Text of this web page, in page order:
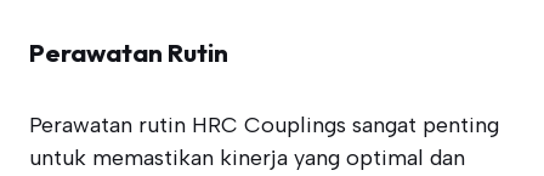
Perawatan Rutin
Perawatan rutin HRC Couplings sangat penting
untuk memastikan kinerja yang optimal dan